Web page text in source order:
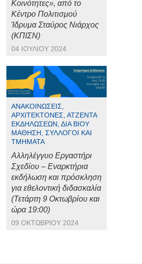
Κοινότητες», από το
Κέντρο Πολιτισμού
Ίδρυμα Σταύρος Νιάρχος
(ΚΠΙΣΝ)
04 ΙΟΥΛΊΟΥ 2024
ΑΝΑΚΟΙΝΏΣΕΙΣ,
ΑΡΧΙΤΈΚΤΟΝΕΣ, ΑΤΖΈΝΤΑ
ΕΚΔΗΛΏΣΕΩΝ, ΔΙΆ ΒΊΟΥ
ΜΆΘΗΣΗ, ΣΎΛΛΟΓΟΙ ΚΑΙ
ΤΜΉΜΑΤΑ
Αλληλέγγυο Εργαστήρι
Σχεδίου – Εναρκτήρια
εκδήλωση και πρόσκληση
για εθελοντική διδασκαλία
(Τετάρτη 9 Οκτωβρίου και
ώρα 19:00)
09 ΟΚΤΩΒΡΊΟΥ 2024